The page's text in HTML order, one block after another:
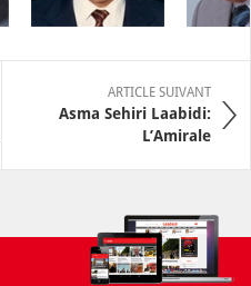
ARTICLE SUIVANT
Asma Sehiri Laabidi:
L’Amirale